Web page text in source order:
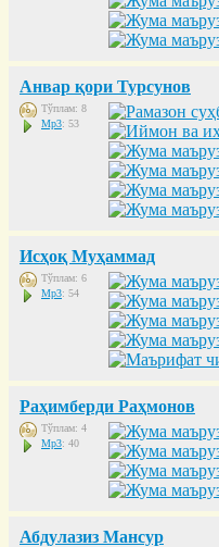
Анвар қори Турсунов
Тўплам: 8
Mp3: 53
Исҳоқ Муҳаммад
Тўплам: 6
Mp3: 54
Раҳимберди Раҳмонов
Тўплам: 4
Mp3: 40
Абдулазиз Мансур